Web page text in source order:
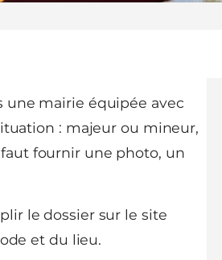
une mairie équipée avec
: majeur ou mineur,
fournir une photo, un
le dossier sur le site
et du lieu.